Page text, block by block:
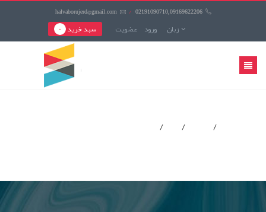
halvaborujerd@gmail.com / 02191090710,09169622206
0 سبد خرید عضويت ورود زبان
منوی
کاربری